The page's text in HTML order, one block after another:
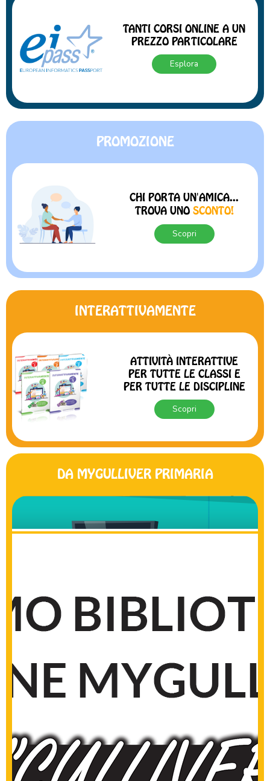
TANTI CORSI ONLINE A UN
PREZZO PARTICOLARE
Esplora
PROMOZIONE
CHI PORTA UN'AMICA...
TROVA UNO SCONTO!
Scopri
INTERATTIVAMENTE
ATTIVITÀ INTERATTIVE
PER TUTTE LE CLASSI E
PER TUTTE LE DISCIPLINE
Scopri
DA MYGULLIVER PRIMARIA